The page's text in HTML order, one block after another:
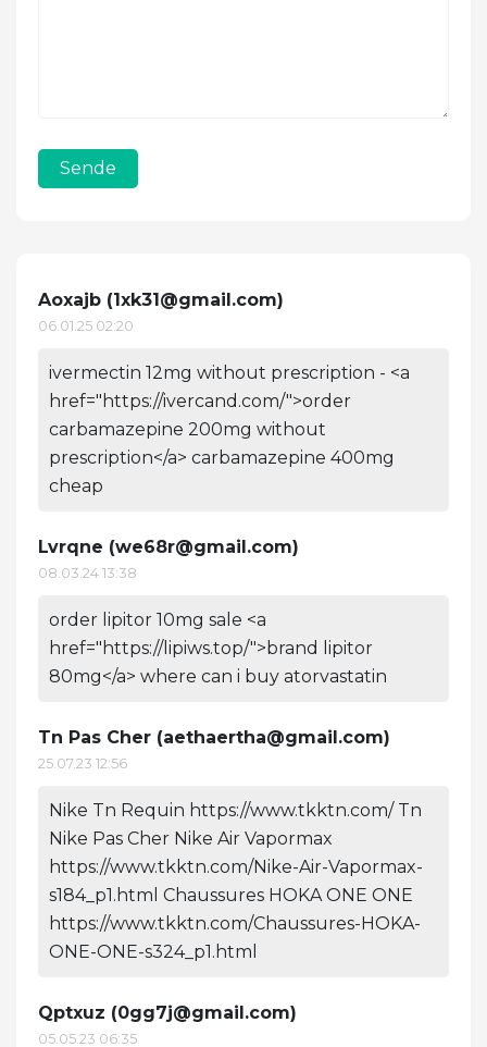
Sende
Aoxajb (1xk31@gmail.com)
06.01.25 02:20
ivermectin 12mg without prescription - <a
href="https://ivercand.com/">order
carbamazepine 200mg without
prescription</a> carbamazepine 400mg
cheap
Lvrqne (we68r@gmail.com)
08.03.24 13:38
order lipitor 10mg sale <a
href="https://lipiws.top/">brand lipitor
80mg</a> where can i buy atorvastatin
Tn Pas Cher (aethaertha@gmail.com)
25.07.23 12:56
Nike Tn Requin https://www.tkktn.com/ Tn
Nike Pas Cher Nike Air Vapormax
https://www.tkktn.com/Nike-Air-Vapormax-
s184_p1.html Chaussures HOKA ONE ONE
https://www.tkktn.com/Chaussures-HOKA-
ONE-ONE-s324_p1.html
Qptxuz (0gg7j@gmail.com)
05.05.23 06:35